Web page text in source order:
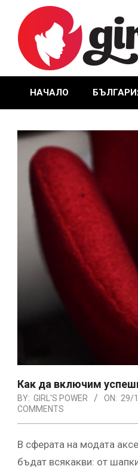
content
GIRL.BG
Primary
Menu
НАЧАЛО
Как да включим
BY: GIRL'S POWER ON: 29/
COMMENTS
В сферата на модата
бъдат всякакви: от